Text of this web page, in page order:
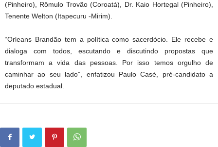
(Pinheiro), Rômulo Trovão (Coroatá), Dr. Kaio Hortegal (Pinheiro),
Tenente Welton (Itapecuru -Mirim).
“Orleans Brandão tem a política como sacerdócio. Ele recebe e
dialoga com todos, escutando e discutindo propostas que
transformam a vida das pessoas. Por isso temos orgulho de
caminhar ao seu lado”, enfatizou Paulo Casé, pré-candidato a
deputado estadual.